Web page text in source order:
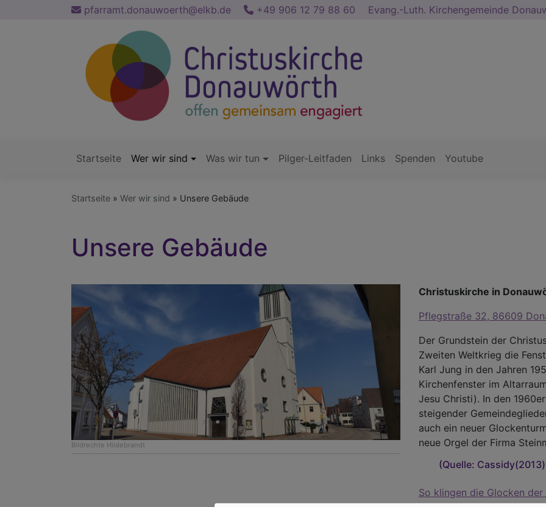
pfarramt.donauwoerth@elkb.de +49 906 12 79 88 60 Evang.-Luth. Kirchengemeinde
Hauptnavigation
Startseite Wer wir sind Was wir tun Pilger-Leitfaden Links Spenden Youtube
Startseite Wer wir sind Unsere Gebäude
Unsere Gebäude
Bildrechte Hildebrandt
Christuskirche in
Pflegstraße 32, 86609
Der Grundstein der
Zweiten Weltkrieg die
Karl Jung in den Jahren
Kirchenfenster im
Jesu Christi). In den
steigender
auch ein neuer
neue Orgel der Firma
(Quelle:
So klingen die Glocken